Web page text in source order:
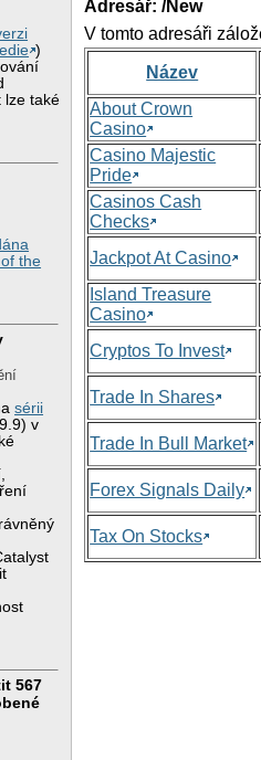
)
lze také
the
sérii
v
567
Adresář: /New
V tomto adresáři
Název
About Crown
Casino
Casino Majestic
Pride
Casinos Cash
Checks
Jackpot At Casino
Island Treasure
Casino
Cryptos To Invest
Trade In Shares
Trade In Bull Market
Forex Signals Daily
Tax On Stocks